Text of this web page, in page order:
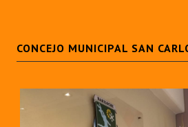
CONCEJO MUNICIPAL SAN